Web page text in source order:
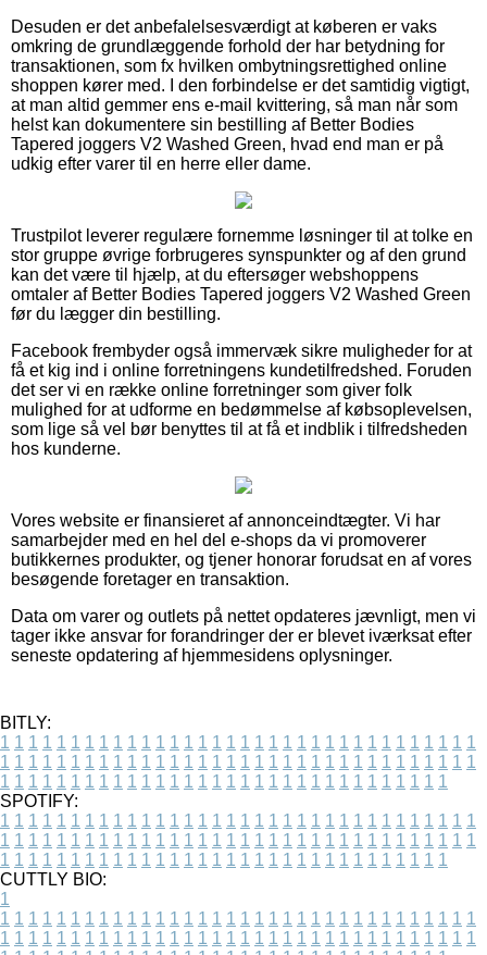
Desuden er det anbefalelsesværdigt at køberen er vaks
omkring de grundlæggende forhold der har betydning for
transaktionen, som fx hvilken ombytningsrettighed online
shoppen kører med. I den forbindelse er det samtidig vigtigt,
at man altid gemmer ens e-mail kvittering, så man når som
helst kan dokumentere sin bestilling af Better Bodies
Tapered joggers V2 Washed Green, hvad end man er på
udkig efter varer til en herre eller dame.
Trustpilot leverer regulære fornemme løsninger til at tolke en
stor gruppe øvrige forbrugeres synspunkter og af den grund
kan det være til hjælp, at du eftersøger webshoppens
omtaler af Better Bodies Tapered joggers V2 Washed Green
før du lægger din bestilling.
Facebook frembyder også immervæk sikre muligheder for at
få et kig ind i online forretningens kundetilfredshed. Foruden
det ser vi en række online forretninger som giver folk
mulighed for at udforme en bedømmelse af købsoplevelsen,
som lige så vel bør benyttes til at få et indblik i tilfredsheden
hos kunderne.
Vores website er finansieret af annonceindtægter. Vi har
samarbejder med en hel del e-shops da vi promoverer
butikkernes produkter, og tjener honorar forudsat en af vores
besøgende foretager en transaktion.
Data om varer og outlets på nettet opdateres jævnligt, men vi
tager ikke ansvar for forandringer der er blevet iværksat efter
seneste opdatering af hjemmesidens oplysninger.
BITLY:
1 1 1 1 1 1 1 1 1 1 1 1 1 1 1 1 1 1 1 1 1 1 1 1 1 1 1 1 1 1 1 1 1 1
1 1 1 1 1 1 1 1 1 1 1 1 1 1 1 1 1 1 1 1 1 1 1 1 1 1 1 1 1 1 1 1 1 1
1 1 1 1 1 1 1 1 1 1 1 1 1 1 1 1 1 1 1 1 1 1 1 1 1 1 1 1 1 1 1 1
SPOTIFY:
1 1 1 1 1 1 1 1 1 1 1 1 1 1 1 1 1 1 1 1 1 1 1 1 1 1 1 1 1 1 1 1 1 1
1 1 1 1 1 1 1 1 1 1 1 1 1 1 1 1 1 1 1 1 1 1 1 1 1 1 1 1 1 1 1 1 1 1
1 1 1 1 1 1 1 1 1 1 1 1 1 1 1 1 1 1 1 1 1 1 1 1 1 1 1 1 1 1 1 1
CUTTLY BIO:
1
1 1 1 1 1 1 1 1 1 1 1 1 1 1 1 1 1 1 1 1 1 1 1 1 1 1 1 1 1 1 1 1 1 1
1 1 1 1 1 1 1 1 1 1 1 1 1 1 1 1 1 1 1 1 1 1 1 1 1 1 1 1 1 1 1 1 1 1